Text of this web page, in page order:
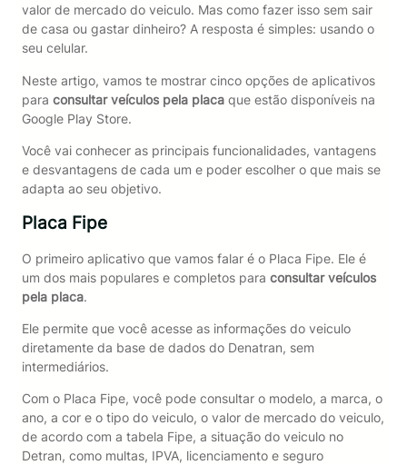
valor de mercado do veiculo. Mas como fazer isso sem sair
de casa ou gastar dinheiro? A resposta é simples: usando o
seu celular.
Neste artigo, vamos te mostrar cinco opções de aplicativos
para consultar veículos pela placaque estão disponíveis na
Google Play Store.
Você vai conhecer as principais funcionalidades, vantagens
e desvantagens de cada um e poder escolher o que mais se
adapta ao seu objetivo.
Placa Fipe
O primeiro aplicativo que vamos falar é o Placa Fipe. Ele é
um dos mais populares e completos para consultar veículos
pela placa.
Ele permite que você acesse as informações do veiculo
diretamente da base de dados do Denatran, sem
intermediários.
Com o Placa Fipe, você pode consultar o modelo, a marca, o
ano, a cor e o tipo do veiculo, o valor de mercado do veiculo,
de acordo com a tabela Fipe, a situação do veiculo no
Detran, como multas, IPVA, licenciamento e seguro